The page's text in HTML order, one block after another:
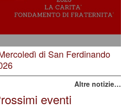
di San Ferdinando
Altre notizie…
eventi